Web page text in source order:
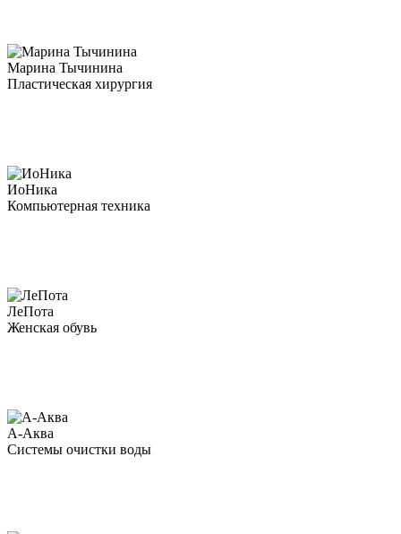
Марина Тычинина
Пластическая хирургия
ИоНика
Компьютерная техника
ЛеПота
Женская обувь
А-Аква
Системы очистки воды